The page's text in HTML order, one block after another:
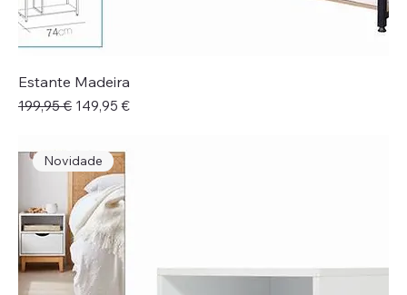
Estante Madeira
Preço normal
199,95 € Preço promocional
149,95 €
Novidade